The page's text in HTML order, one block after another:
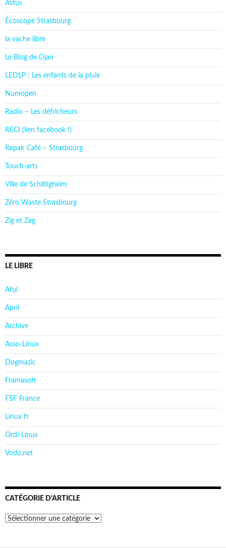
Astus
Écoscope Strasbourg
la vache libre
Le Blog de Djan
LEDLP : Les enfants de la pluie
Numopen
Radio – Les défricheurs
RECI (lien facebook !)
Repair Café – Strasbourg
Touch-arts
Ville de Schiltigheim
Zéro Waste Strasbourg
Zig et Zag
LE LIBRE
Aful
April
Archive
Asso-Linux
Dogmazic
Framasoft
FSF France
Linux fr
Ordi-Linux
Vodo.net
CATÉGORIE D’ARTICLE
Catégorie